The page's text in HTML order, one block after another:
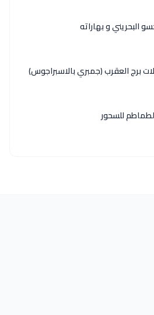
البحريني و بهاراته
برج العقرب (جمبري بالاسبراجوس)
للسحور